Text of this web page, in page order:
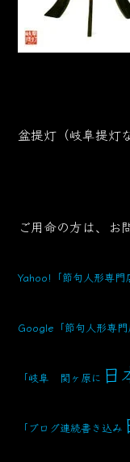
盆提灯（岐阜提灯
ご用命の方は、お
Yahoo!「節句人形専門
Google「節句人形専門
「岐阜 関ヶ原に 日
「ブログ連続書き込み